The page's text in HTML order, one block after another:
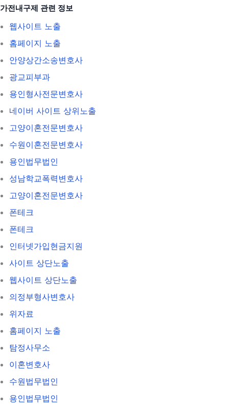
가전내구제 관련 정보
웹사이트 노출
홈페이지 노출
안양상간소송변호사
광교피부과
용인형사전문변호사
네이버 사이트 상위노출
고양이혼전문변호사
수원이혼전문변호사
용인법무법인
성남학교폭력변호사
고양이혼전문변호사
폰테크
폰테크
인터넷가입현금지원
사이트 상단노출
웹사이트 상단노출
의정부형사변호사
위자료
홈페이지 노출
탐정사무소
이혼변호사
수원법무법인
용인법무법인